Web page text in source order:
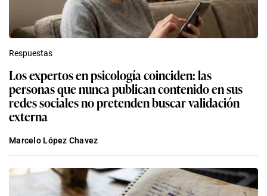
Respuestas
Los expertos en psicología coinciden: las
personas que nunca publican contenido en sus
redes sociales no pretenden buscar validación
externa
Marcelo López Chavez